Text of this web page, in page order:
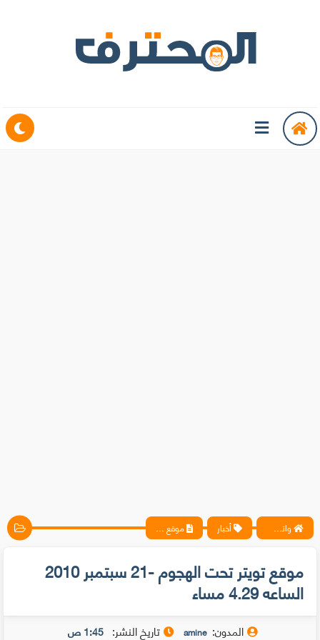
واتس آب ، فيسبوك ، أنترنت ، شروحات تقنية حصرية - المحترف أخبار موقع تويتر تحت الهجوم -21 سبتمبر 2010 الساعه 4.29 مساء
موقع تويتر تحت الهجوم -21 سبتمبر 2010
الساعه 4.29 مساء
المدون: amine تاريخ النشر: 1:45 ص